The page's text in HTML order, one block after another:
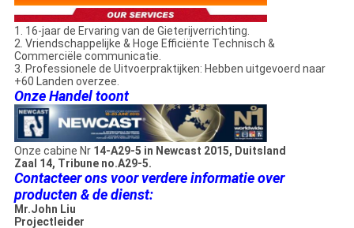
1. 16-jaar de Ervaring van de Gieterijverrichting.
2. Vriendschappelijke & Hoge Efficiënte Technisch &
Commerciële communicatie.
3. Professionele de Uitvoerpraktijken: Hebben uitgevoerd naar
+60 Landen overzee.
Onze Handel toont
Onze cabine Nr 14-A29-5 in Newcast 2015, Duitsland
Zaal 14, Tribune no.A29-5.
Contacteer ons voor verdere informatie over
producten & de dienst:
Mr.John Liu
Projectleider